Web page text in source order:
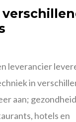
leverancier
in
aan;
hotels en